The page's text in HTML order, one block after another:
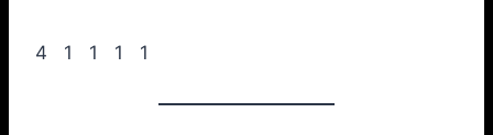
4 1 1 1 1